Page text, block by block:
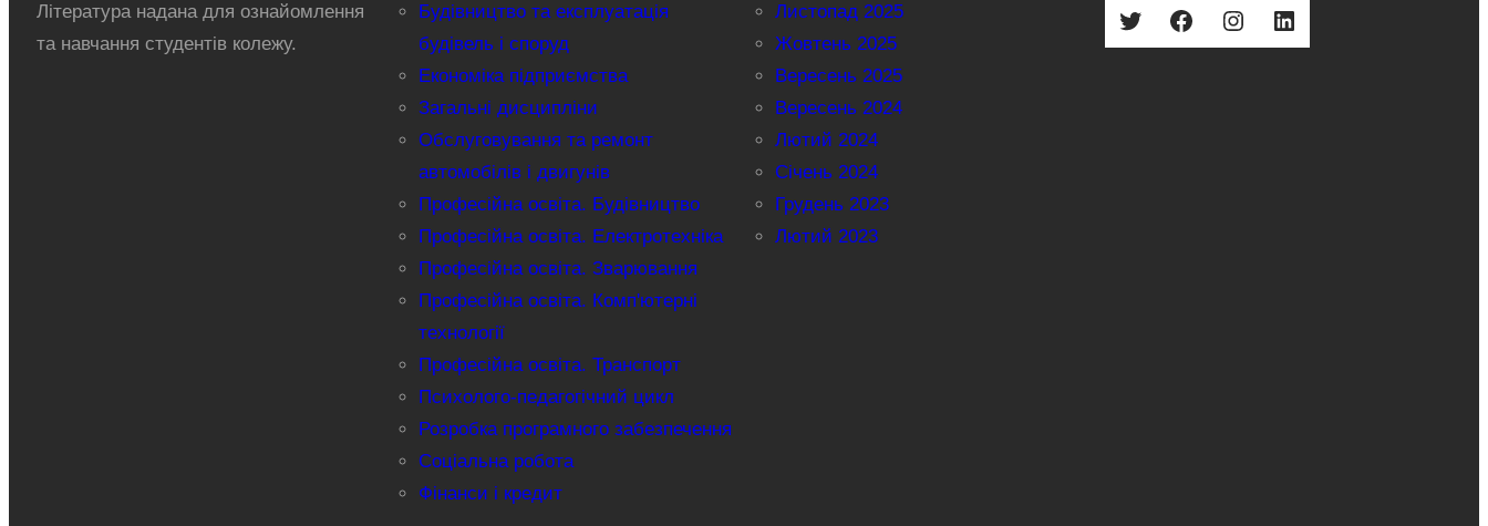
Література надана для ознайомлення
та навчання студентів колежу.
Будівництво та експлуатація
будівель і споруд
Економіка підприємства
Загальні дисципліни
Обслуговування та ремонт
автомобілів і двигунів
Професійна освіта. Будівництво
Професійна освіта. Електротехніка
Професійна освіта. Зварювання
Професійна освіта. Комп'ютерні
технології
Професійна освіта. Транспорт
Психолого-педагогічний цикл
Розробка програмного забезпечення
Соціальна робота
Фінанси і кредит
Листопад 2025
Жовтень 2025
Вересень 2025
Вересень 2024
Лютий 2024
Січень 2024
Грудень 2023
Лютий 2023
Twitter Facebook Instagram LinkedIn